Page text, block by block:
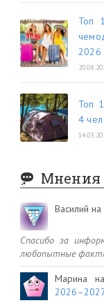
Топ
2026
Топ
4
Мнения
Василий на
Спасибо за
любопытные
Марина